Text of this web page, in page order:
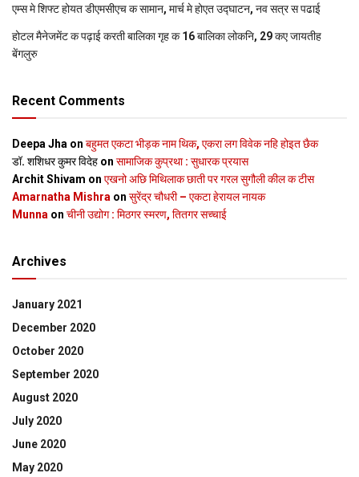
एम्स मे शिफ्ट होयत डीएमसीएच क सामान, मार्च मे होएत उद्घाटन, नव सत्र स पढाई
होटल मैनेजमेंट क पढ़ाई करती बालिका गृह क 16 बालिका लोकनि, 29 कए जायतीह
बेंगलुरु
Recent Comments
Deepa Jha on बहुमत एकटा भीड़क नाम थिक, एकरा लग विवेक नहि होइत छैक
डॉ. शशिधर कुमर विदेह on सामाजिक कुप्रथा : सुधारक प्रयास
Archit Shivam on एखनो अछि मिथिलाक छाती पर गरल सुगौली कील क टीस
Amarnatha Mishra on सुरेंद्र चौधरी – एकटा हेरायल नायक
Munna on चीनी उद्योग : मिठगर स्‍मरण, तितगर सच्‍चाई
Archives
January 2021
December 2020
October 2020
September 2020
August 2020
July 2020
June 2020
May 2020